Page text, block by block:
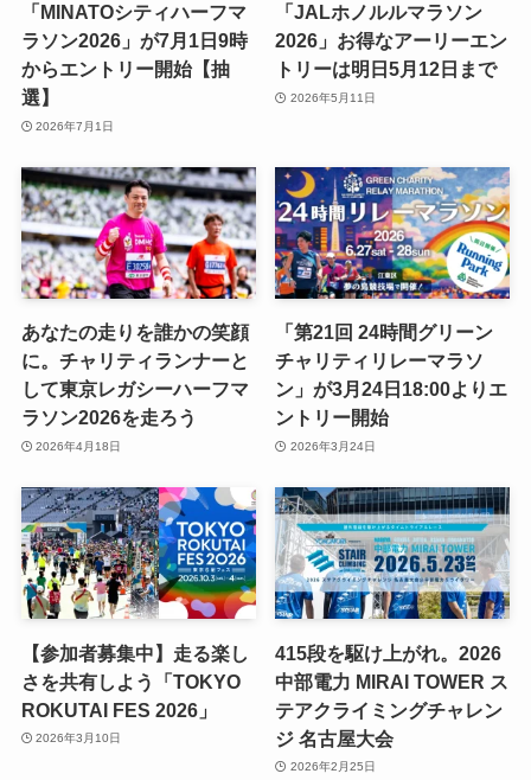
「MINATOシティハーフマ
ラソン2026」が7月1日9時
からエントリー開始【抽
選】
2026年7月1日
「JALホノルルマラソン
2026」お得なアーリーエン
トリーは明日5月12日まで
2026年5月11日
あなたの走りを誰かの笑顔
に。チャリティランナーと
して東京レガシーハーフマ
ラソン2026を走ろう
2026年4月18日
「第21回 24時間グリーン
チャリティリレーマラソ
ン」が3月24日18:00よりエ
ントリー開始
2026年3月24日
【参加者募集中】走る楽し
さを共有しよう「TOKYO
ROKUTAI FES 2026」
2026年3月10日
415段を駆け上がれ。2026
中部電力 MIRAI TOWER ス
テアクライミングチャレン
ジ 名古屋大会
2026年2月25日